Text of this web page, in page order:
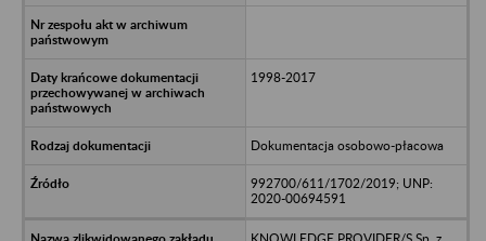
1998-2017
Dokumentacja osobowo-płacowa
992700/611/1702/2019; UNP:
2020-00694591